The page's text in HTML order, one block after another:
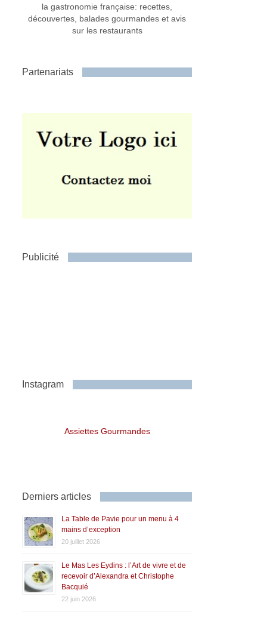
la gastronomie française: recettes,
découvertes, balades gourmandes et avis
sur les restaurants
Partenariats
Publicité
Instagram
Assiettes Gourmandes
Derniers articles
La Table de Pavie pour un menu à 4
mains d’exception
20 juillet 2026
Le Mas Les Eydins : l’Art de vivre et de
recevoir d’Alexandra et Christophe
Bacquié
22 juin 2026